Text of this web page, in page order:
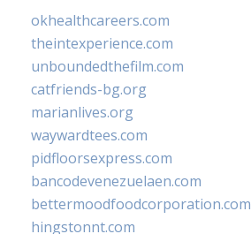
okhealthcareers.com
theintexperience.com
unboundedthefilm.com
catfriends-bg.org
marianlives.org
waywardtees.com
pidfloorsexpress.com
bancodevenezuelaen.com
bettermoodfoodcorporation.com
hingstonnt.com